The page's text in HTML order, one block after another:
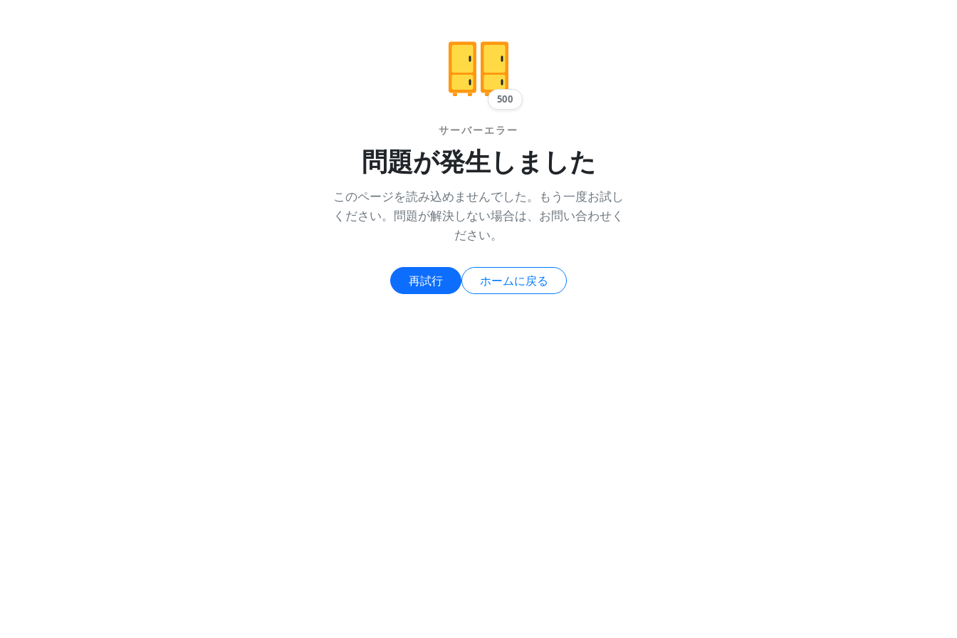
500
サーバーエラー
問題が発生しました
このページを読み込めませんでした。もう一度お試し
ください。問題が解決しない場合は、お問い合わせく
ださい。
再試行 ホームに戻る